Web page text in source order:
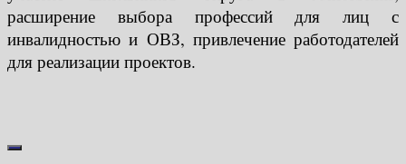
расширение выбора профессий для лиц с
инвалидностью и ОВЗ, привлечение работодателей
для реализации проектов.